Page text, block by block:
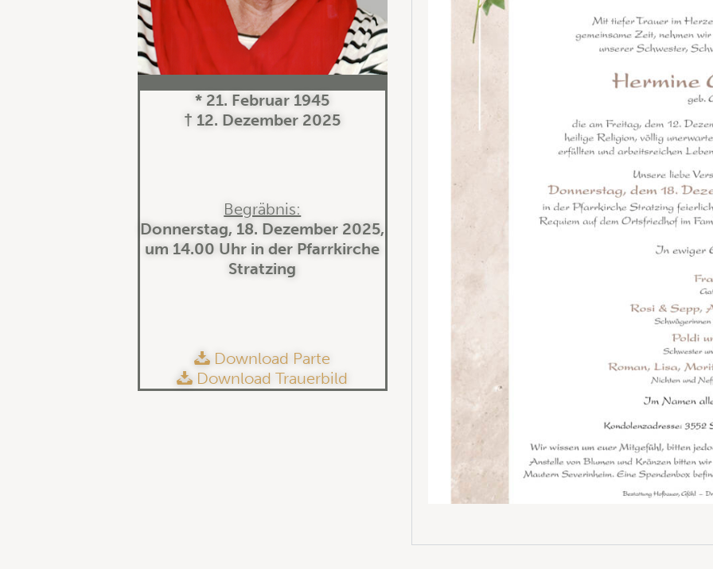
* 21. Februar 1945
† 12. Dezember 2025
Begräbnis:
Donnerstag, 18. Dezember 2025,
um 14.00 Uhr in der Pfarrkirche
Stratzing
Download Parte
Download Trauerbild